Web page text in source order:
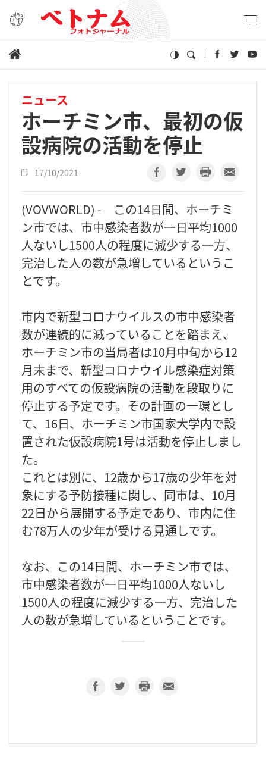
ニュース
ホーチミン市、最初の仮
設病院の活動を停止
17/10/2021
(VOVWORLD) - この14日間、ホーチミ
ン市では、市中感染者数が一日平均1000
人ないし1500人の程度に減少する一方、
完治した人の数が急増しているというこ
とです。
市内で新型コロナウイルスの市中感染者
数が連続的に減っていることを踏まえ、
ホーチミン市の当局者は10月中旬から12
月末まで、新型コロナウイル感染症対策
用のすべての仮設病院の活動を段取りに
停止する予定です。その計画の一環とし
て、16日、ホーチミン市国家大学内で設
置された仮設病院1号は活動を停止しまし
た。
これとは別に、12歳から17歳の少年を対
象にする予防接種に関し、同市は、10月
22日から展開する予定であり、市内に住
む78万人の少年が受ける見通しです。
なお、この14日間、ホーチミン市では、
市中感染者数が一日平均1000人ないし
1500人の程度に減少する一方、完治した
人の数が急増しているということです。